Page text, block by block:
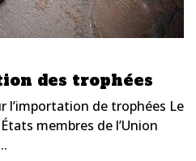
des trophées
l’importation de trophées Le
membres de l’Union